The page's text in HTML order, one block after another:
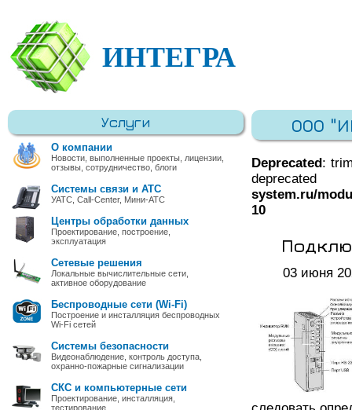
ИНТЕГРА
Услуги
О компании
Новости, выполненные проекты, лицензии,
отзывы, сотрудничество, блоги
Системы связи и АТС
УАТС, Call-Center, Мини-АТС
Центры обработки данных
Проектирование, построение,
эксплуатация
Сетевые решения
Локальные вычислительные сети,
активное оборудование
Беспроводные сети (Wi-Fi)
Построение и инсталляция беспроводных
Wi-Fi сетей
Системы безопасности
Видеонаблюдение, контроль доступа,
охранно-пожарные сигнализации
СКС и компьютерные сети
Проектирование, инсталляция,
тестирование
ООО
Deprecated:
system.ru/
10
03 июня